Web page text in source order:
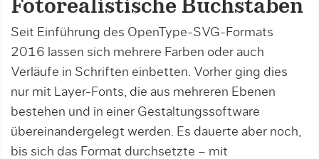
Fotorealistische Buchstaben
Seit Einführung des OpenType-SVG-Formats
2016 lassen sich mehrere Farben oder auch
Verläufe in Schriften einbetten. Vorher ging dies
nur mit Layer-Fonts, die aus mehreren Ebenen
bestehen und in ­einer Gestaltungssoftware
übereinandergelegt wer­den. Es dauerte aber noch,
bis sich das Format durch­setzte – mit